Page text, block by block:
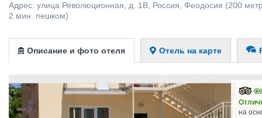
Адрес: улица Революционная, д. 1В Россия Феодосия (200
2 мин. пешком)
Описание и фото отеля Отель на карте
на